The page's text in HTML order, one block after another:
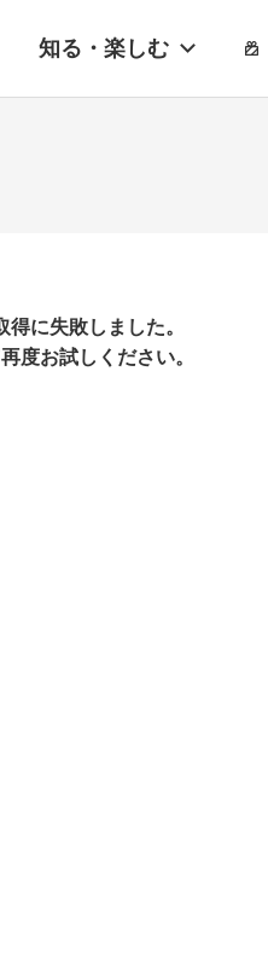
知る・楽しむ
得に失敗しました。
度お試しください。